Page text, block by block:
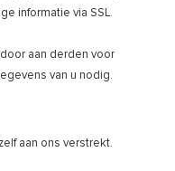
informatie via SSL.
aan derden voor
van u nodig.
aan ons verstrekt.